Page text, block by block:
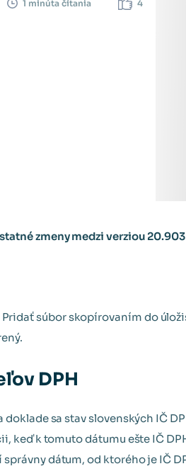
1 minúta čítania 4
zmeny medzi verziou
súbor skopírovaním do
DPH
doklade sa stav slovenských IČ
keď k tomuto dátumu ešte IČ
dátum, od ktorého je IČ